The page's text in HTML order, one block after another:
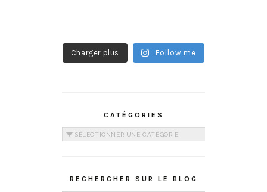
Charger plus Follow me
CATÉGORIES
Catégories
RECHERCHER SUR LE BLOG